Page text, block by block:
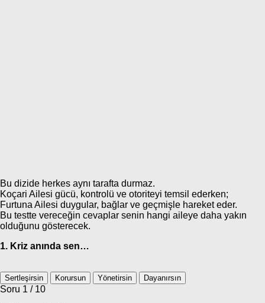
Bu dizide herkes aynı tarafta durmaz.
Koçari Ailesi gücü, kontrolü ve otoriteyi temsil ederken;
Furtuna Ailesi duygular, bağlar ve geçmişle hareket eder.
Bu testte vereceğin cevaplar senin hangi aileye daha yakın
olduğunu gösterecek.
1. Kriz anında sen…
Sertleşirsin Korursun Yönetirsin Dayanırsın
Soru 1 / 10